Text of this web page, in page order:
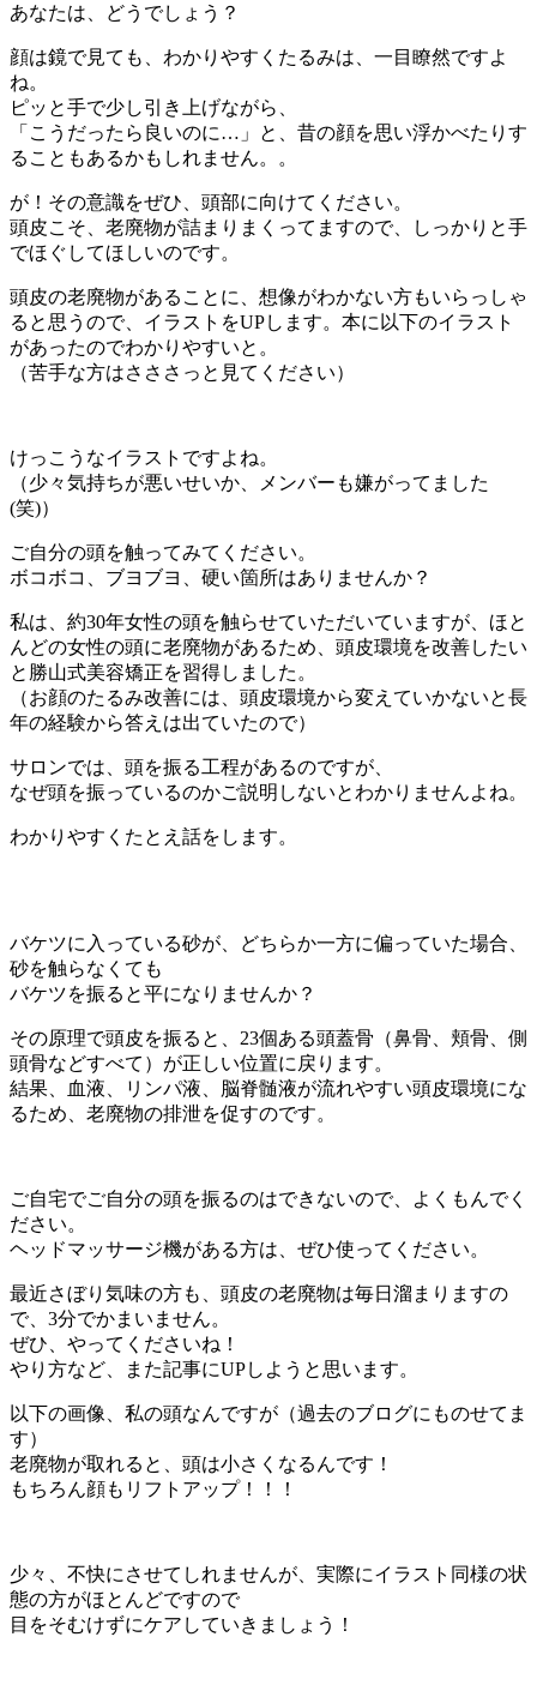
あなたは、どうでしょう？
顔は鏡で見ても、わかりやすくたるみは、一目瞭然ですよ
ね。
ピッと手で少し引き上げながら、
「こうだったら良いのに…」と、昔の顔を思い浮かべたりす
ることもあるかもしれません。。
が！その意識をぜひ、頭部に向けてください。
頭皮こそ、老廃物が詰まりまくってますので、しっかりと手
でほぐしてほしいのです。
頭皮の老廃物があることに、想像がわかない方もいらっしゃ
ると思うので、イラストをUPします。本に以下のイラスト
があったのでわかりやすいと。
（苦手な方はさささっと見てください）
けっこうなイラストですよね。
（少々気持ちが悪いせいか、メンバーも嫌がってました
(笑)）
ご自分の頭を触ってみてください。
ボコボコ、ブヨブヨ、硬い箇所はありませんか？
私は、約30年女性の頭を触らせていただいていますが、ほと
んどの女性の頭に老廃物があるため、頭皮環境を改善したい
と勝山式美容矯正を習得しました。
（お顔のたるみ改善には、頭皮環境から変えていかないと長
年の経験から答えは出ていたので）
サロンでは、頭を振る工程があるのですが、
なぜ頭を振っているのかご説明しないとわかりませんよね。
わかりやすくたとえ話をします。
バケツに入っている砂が、どちらか一方に偏っていた場合、
砂を触らなくても
バケツを振ると平になりませんか？
その原理で頭皮を振ると、23個ある頭蓋骨（鼻骨、頬骨、側
頭骨などすべて）が正しい位置に戻ります。
結果、血液、リンパ液、脳脊髄液が流れやすい頭皮環境にな
るため、老廃物の排泄を促すのです。
ご自宅でご自分の頭を振るのはできないので、よくもんでく
ださい。
ヘッドマッサージ機がある方は、ぜひ使ってください。
最近さぼり気味の方も、頭皮の老廃物は毎日溜まりますの
で、3分でかまいません。
ぜひ、やってくださいね！
やり方など、また記事にUPしようと思います。
以下の画像、私の頭なんですが（過去のブログにものせてま
す）
老廃物が取れると、頭は小さくなるんです！
もちろん顔もリフトアップ！！！
少々、不快にさせてしれませんが、実際にイラスト同様の状
態の方がほとんどですので
目をそむけずにケアしていきましょう！